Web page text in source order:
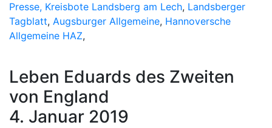
Presse, Kreisbote Landsberg am Lech, Landsberger
Tagblatt, Augsburger Allgemeine, Hannoversche
Allgemeine HAZ,
Leben Eduards des Zweiten
von England
4. Januar 2019